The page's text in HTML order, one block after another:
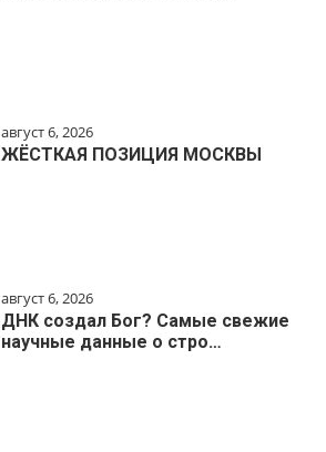
август 6, 2026
ЖЁСТКАЯ ПОЗИЦИЯ МОСКВЫ
август 6, 2026
ДНК создал Бог? Самые свежие
научные данные о стро…